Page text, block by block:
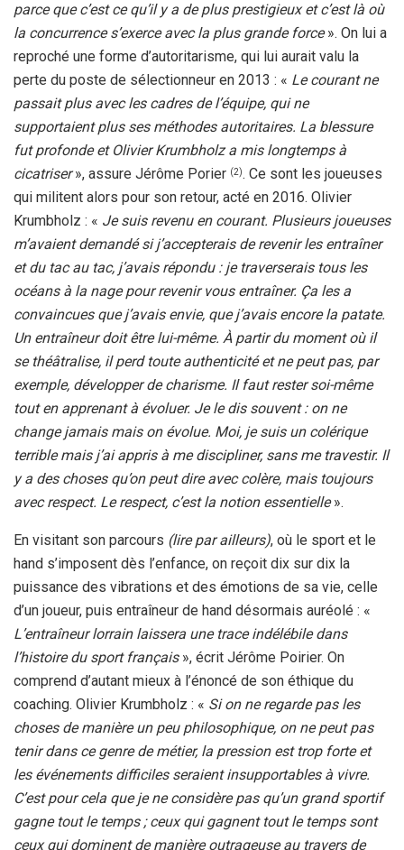
parce que c’est ce qu’il y a de plus prestigieux et c’est là où
la concurrence s’exerce avec la plus grande force». On lui a
reproché une forme d’autoritarisme, qui lui aurait valu la
perte du poste de sélectionneur en 2013 : « Le courant ne
passait plus avec les cadres de l’équipe, qui ne
supportaient plus ses méthodes autoritaires. La blessure
fut profonde et Olivier Krumbholz a mis longtemps à
cicatriser», assure Jérôme Porier (2). Ce sont les joueuses
qui militent alors pour son retour, acté en 2016. Olivier
Krumbholz : « Je suis revenu en courant. Plusieurs joueuses
m’avaient demandé si j’accepterais de revenir les entraîner
et du tac au tac, j’avais répondu : je traverserais tous les
océans à la nage pour revenir vous entraîner. Ça les a
convaincues que j’avais envie, que j’avais encore la patate.
Un entraîneur doit être lui-même. À partir du moment où il
se théâtralise, il perd toute authenticité et ne peut pas, par
exemple, développer de charisme. Il faut rester soi-même
tout en apprenant à évoluer. Je le dis souvent : on ne
change jamais mais on évolue. Moi, je suis un colérique
terrible mais j’ai appris à me discipliner, sans me travestir. Il
y a des choses qu’on peut dire avec colère, mais toujours
avec respect. Le respect, c’est la notion essentielle».
En visitant son parcours (lire par ailleurs), où le sport et le
hand s’imposent dès l’enfance, on reçoit dix sur dix la
puissance des vibrations et des émotions de sa vie, celle
d’un joueur, puis entraîneur de hand désormais auréolé : «
L’entraîneur lorrain laissera une trace indélébile dans
l’histoire du sport français», écrit Jérôme Poirier. On
comprend d’autant mieux à l’énoncé de son éthique du
coaching. Olivier Krumbholz : « Si on ne regarde pas les
choses de manière un peu philosophique, on ne peut pas
tenir dans ce genre de métier, la pression est trop forte et
les événements difficiles seraient insupportables à vivre.
C’est pour cela que je ne considère pas qu’un grand sportif
gagne tout le temps ; ceux qui gagnent tout le temps sont
ceux qui dominent de manière outrageuse au travers de